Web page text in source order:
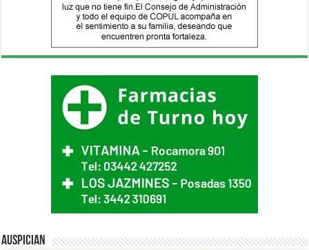
Auspician